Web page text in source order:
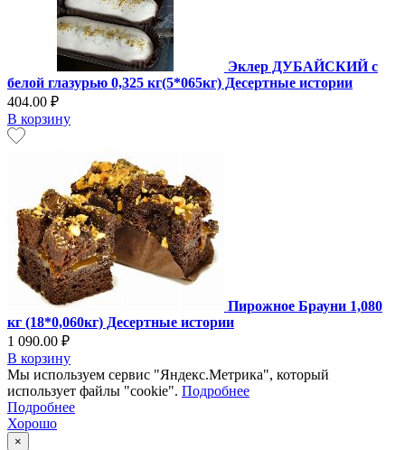
Эклер ДУБАЙСКИЙ с
белой глазурью 0,325 кг(5*065кг) Десертные истории
404.00 ₽
В корзину
Пирожное Брауни 1,080
кг (18*0,060кг) Десертные истории
1 090.00 ₽
В корзину
Мы используем сервис "Яндекс.Метрика", который
использует файлы "cookie". Подробнее
Подробнее
Хорошо
×